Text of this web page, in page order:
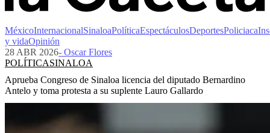
MéxicoInternacionalSinaloaPolíticaEspectáculosDeportesPoliciaca
y vidaOpinión
28 ABR 2026- Oscar Flores
POLÍTICASINALOA
Aprueba Congreso de Sinaloa licencia del diputado Bernardino
Antelo y toma protesta a su suplente Lauro Gallardo